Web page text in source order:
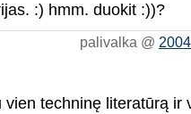
:) hmm. duokit :))?
palivalka @
techninę literatūrą ir